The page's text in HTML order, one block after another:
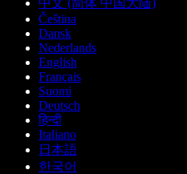
Čeština
Dansk
Nederlands
English
Français
Suomi
Deutsch
हिन्दी
Italiano
日本語
한국어